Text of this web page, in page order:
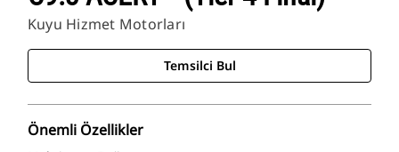
Kuyu Hizmet Motorları
Temsilci Bul
Önemli Özellikler